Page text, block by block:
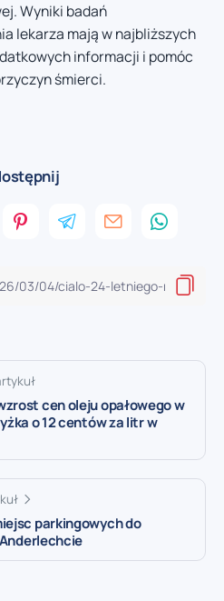
Wyniki badań
lekarza mają w najbliższych
informacji i pomóc
śmierci.
cen oleju opałowego w
o 12 centów za litr w
parkingowych do